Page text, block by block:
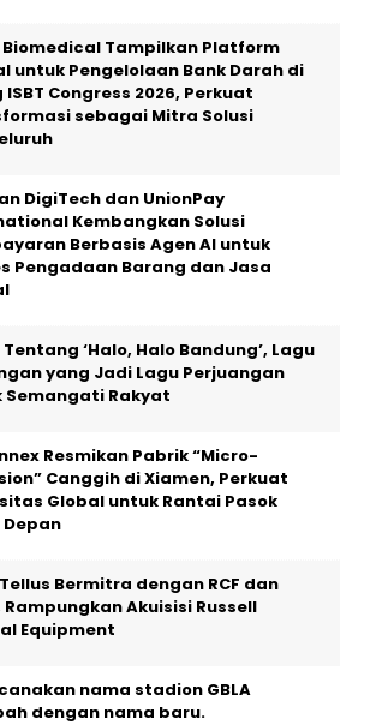
Biomedical Tampilkan Platform
untuk Pengelolaan Bank Darah di
ISBT Congress 2026, Perkuat
sebagai Mitra Solusi
DigiTech dan UnionPay
Kembangkan Solusi
Berbasis Agen AI untuk
Pengadaan Barang dan Jasa
‘Halo, Halo Bandung’, Lagu
yang Jadi Lagu Perjuangan
Semangati Rakyat
Resmikan Pabrik “Micro-
Canggih di Xiamen, Perkuat
Global untuk Rantai Pasok
Depan
Bermitra dengan RCF dan
Rampungkan Akuisisi Russell
Equipment
nama stadion GBLA
dengan nama baru.